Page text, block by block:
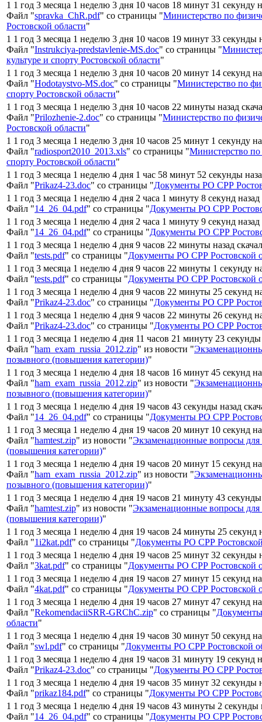
1 1 год 3 месяца 1 неделю 3 дня 10 часов 18 минут 31 секунду
Файл "spravka_ChR.pdf" со страницы "Министерство по
Ростовской области"
1 1 год 3 месяца 1 неделю 3 дня 10 часов 19 минут 33 секунды
Файл "Instrukciya-predstavlenie-MS.doc" со страницы "
культуре и спорту Ростовской области"
1 1 год 3 месяца 1 неделю 3 дня 10 часов 20 минут 14 секунд
Файл "Hodotaystvo-MS.doc" со страницы "Министерство по
спорту Ростовской области"
1 1 год 3 месяца 1 неделю 3 дня 10 часов 22 минуты назад
Файл "Prilozhenie-2.doc" со страницы "Министерство по
Ростовской области"
1 1 год 3 месяца 1 неделю 3 дня 10 часов 25 минут 1 секунду
Файл "radiosport2010_2013.xls" со страницы "Министерство по
спорту Ростовской области"
1 1 год 3 месяца 1 неделю 4 дня 1 час 58 минут 52 секунды
Файл "Prikaz4-23.doc" со страницы "Документы РО СРР
1 1 год 3 месяца 1 неделю 4 дня 2 часа 1 минуту 8 секунд
Файл "14_26_04.pdf" со страницы "Документы РО СРР
1 1 год 3 месяца 1 неделю 4 дня 2 часа 1 минуту 9 секунд
Файл "14_26_04.pdf" со страницы "Документы РО СРР
1 1 год 3 месяца 1 неделю 4 дня 9 часов 22 минуты назад
Файл "tests.pdf" со страницы "Документы РО СРР Ростовской
1 1 год 3 месяца 1 неделю 4 дня 9 часов 22 минуты 1 секунду
Файл "tests.pdf" со страницы "Документы РО СРР Ростовской
1 1 год 3 месяца 1 неделю 4 дня 9 часов 22 минуты 25 секунд
Файл "Prikaz4-23.doc" со страницы "Документы РО СРР
1 1 год 3 месяца 1 неделю 4 дня 9 часов 22 минуты 26 секунд
Файл "Prikaz4-23.doc" со страницы "Документы РО СРР
1 1 год 3 месяца 1 неделю 4 дня 11 часов 21 минуту 23 секунды
Файл "ham_exam_russia_2012.zip" из новости "
позывного (повышения категории)"
1 1 год 3 месяца 1 неделю 4 дня 18 часов 16 минут 45 секунд
Файл "ham_exam_russia_2012.zip" из новости "
позывного (повышения категории)"
1 1 год 3 месяца 1 неделю 4 дня 19 часов 43 секунды назад
Файл "14_26_04.pdf" со страницы "Документы РО СРР
1 1 год 3 месяца 1 неделю 4 дня 19 часов 20 минут 10 секунд
Файл "hamtest.zip" из новости "Экзаменационные вопросы
(повышения категории)"
1 1 год 3 месяца 1 неделю 4 дня 19 часов 20 минут 15 секунд
Файл "ham_exam_russia_2012.zip" из новости "
позывного (повышения категории)"
1 1 год 3 месяца 1 неделю 4 дня 19 часов 21 минуту 43
Файл "hamtest.zip" из новости "Экзаменационные вопросы
(повышения категории)"
1 1 год 3 месяца 1 неделю 4 дня 19 часов 24 минуты 25 секунд
Файл "1i2kat.pdf" со страницы "Документы РО СРР
1 1 год 3 месяца 1 неделю 4 дня 19 часов 25 минут 32 секунды
Файл "3kat.pdf" со страницы "Документы РО СРР Ростовской
1 1 год 3 месяца 1 неделю 4 дня 19 часов 27 минут 15 секунд
Файл "4kat.pdf" со страницы "Документы РО СРР Ростовской
1 1 год 3 месяца 1 неделю 4 дня 19 часов 27 минут 47 секунд
Файл "RekomendaciiSRR-GRChC.zip" со страницы "
области"
1 1 год 3 месяца 1 неделю 4 дня 19 часов 30 минут 50 секунд
Файл "swl.pdf" со страницы "Документы РО СРР Ростовской
1 1 год 3 месяца 1 неделю 4 дня 19 часов 31 минуту 19 секунд
Файл "Prikaz4-23.doc" со страницы "Документы РО СРР
1 1 год 3 месяца 1 неделю 4 дня 19 часов 35 минут 32 секунды
Файл "prikaz184.pdf" со страницы "Документы РО СРР
1 1 год 3 месяца 1 неделю 4 дня 19 часов 43 минуты 2 секунды
Файл "14_26_04.pdf" со страницы "Документы РО СРР